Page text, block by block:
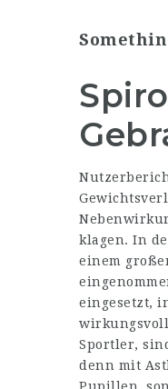
klagen. In
einem
eingesetzt,
Sportler,
denn mit